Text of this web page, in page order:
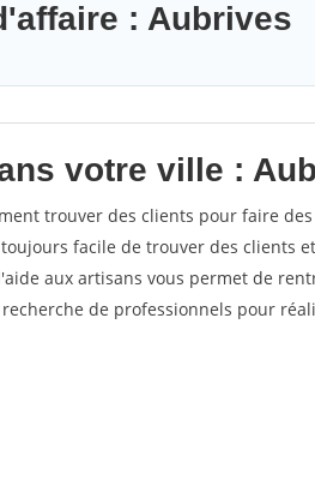
: Aubrives
votre ville :
trouver des clients pour faire
facile de trouver des clients
aux artisans vous permet de
de professionnels pour